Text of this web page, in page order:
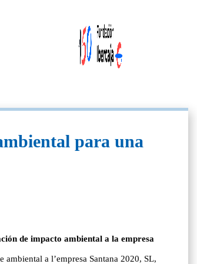
para una
de impacto ambiental a la empresa
a l’empresa Santana 2020, SL,